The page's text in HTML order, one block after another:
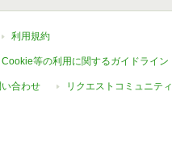
利用規約
Cookie等の利用に関するガイドライン
合わせ リクエストコミュニティ